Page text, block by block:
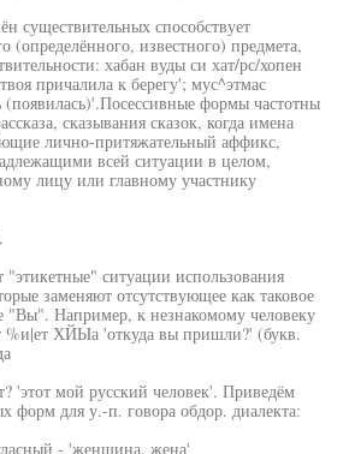
существительных способствует
(определённого, известного) предмета,
хабан вуды си хат/рс/хопен
причалила к берегу'; мус^этмас
(появилась)'.Посессивные формы частотны
сказывания сказок, когда имена
лично-притяжательный аффикс,
всей ситуации в целом,
лицу или главному участнику
ситуации использования
заменяют отсутствующее как таковое
"Вы". Например, к незнакомому человеку
%и|ет ХЙЫа 'откуда вы пришли?' (букв.
'этот мой русский человек'. Приведём
форм для у.-п. говора обдор. диалекта:
- 'женщина, жена'